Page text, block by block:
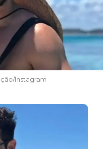
Instagram